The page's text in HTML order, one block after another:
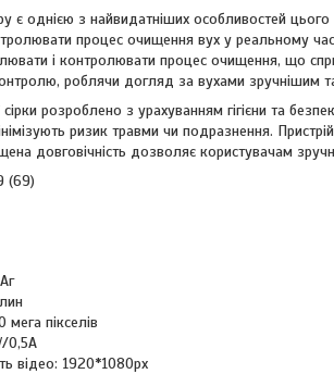
є однією з найвидатніших особливостей
процес очищення вух у реальному
і контролювати процес очищення, що
роблячи догляд за вухами зручнішим
розроблено з урахуванням гігієни та
ризик травми чи подразнення.
довговічність дозволяє користувачам
пікселів
0,5A
відео: 1920*1080px